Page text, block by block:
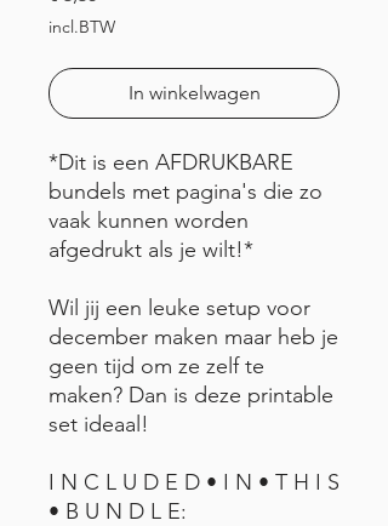
incl.BTW
In winkelwagen
*Dit is een AFDRUKBARE
bundels met pagina's die zo
vaak kunnen worden
afgedrukt als je wilt!*
Wil jij een leuke setup voor
december maken maar heb je
geen tijd om ze zelf te
maken? Dan is deze printable
set ideaal!
I N C L U D E D • I N • T H I S
• B U N D L E: